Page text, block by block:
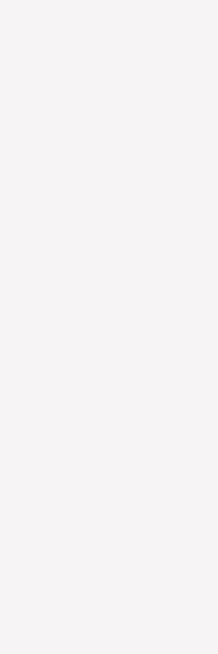
simple and stress-free.
légèrement un moule à pain de 23x13 cm
moyen. Ajoutez l'oignon haché et faites-le
râpé, le persil haché, le basilic, l'origan, le poivre
légèrement jusqu'à ce que les deux
secs. Ajoutez ensuite le mélange d'oignon et
les ingrédients ensemble. **Important :**
Tassez légèrement le mélange pour qu'il soit
et un filet de vinaigre doux. Fouettez jusqu'à ce
du pain de viande. Saupoudrez un peu de
pendant environ 60 à 75 minutes, ou
vous pouvez le couvrir lâchement
le moule pendant environ 10 à 15 minutes.
délicatement le pain de viande hors
Servez chaud avec vos accompagnements
garnir de quelques herbes fraîches pour une
dans un contenant hermétique. Il se
pain de viande tendre.
pour des saveurs encore plus intenses.
cuit !
texture encore plus riche.
et savoureux, en cuisant à basse
une option végétarienne délicieuse.
175°C. Assurez-vous qu'il atteint une